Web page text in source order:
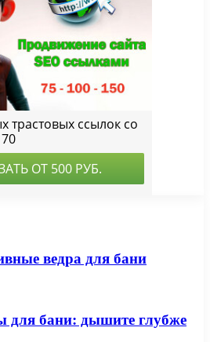
ведра для бани
для бани: дышите глубже